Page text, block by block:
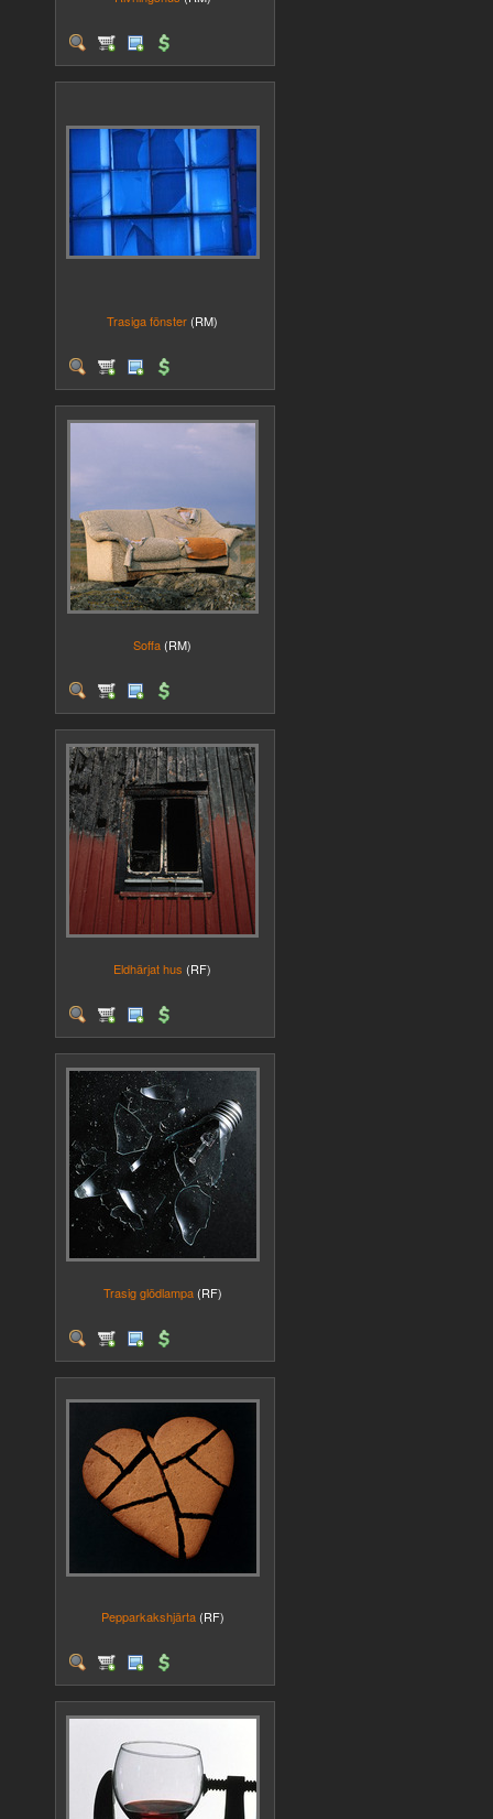
Trasiga fönster (RM)
Soffa (RM)
Eldhärjat hus (RF)
Trasig glödlampa (RF)
Pepparkakshjärta (RF)